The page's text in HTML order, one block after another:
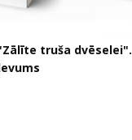
truša dvēselei".